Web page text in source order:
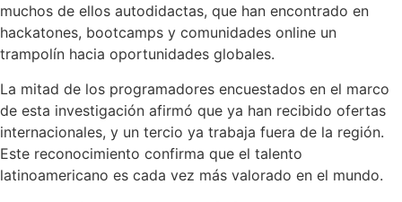
muchos de ellos autodidactas, que han encontrado en
hackatones, bootcamps y comunidades online un
trampolín hacia oportunidades globales.
La mitad de los programadores encuestados en el marco
de esta investigación afirmó que ya han recibido ofertas
internacionales, y un tercio ya trabaja fuera de la región.
Este reconocimiento confirma que el talento
latinoamericano es cada vez más valorado en el mundo.